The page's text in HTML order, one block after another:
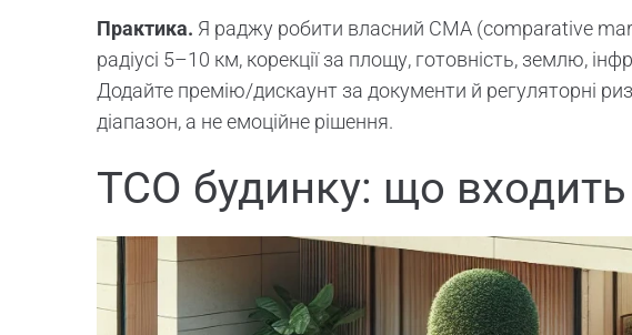
Практика. Я раджу робити власний CMA (comparative
радіусі 5–10 км, корекції за площу, готовність, землю,
Додайте премію/дискаунт за документи й регуляторні
діапазон, а не емоційне рішення.
TCO будинку: що входить